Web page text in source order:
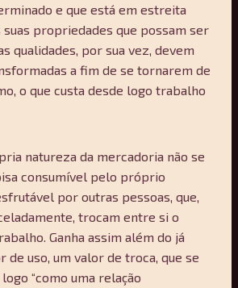
e que está em estreita
suas propriedades que possam ser
qualidades, por sua vez, devem
a fim de se tornarem de
o que custa desde logo trabalho
natureza da mercadoria não se
consumível pelo próprio
por outras pessoas, que,
trocam entre si o
Ganha assim além do já
de uso, um valor de troca, que se
“como uma relação